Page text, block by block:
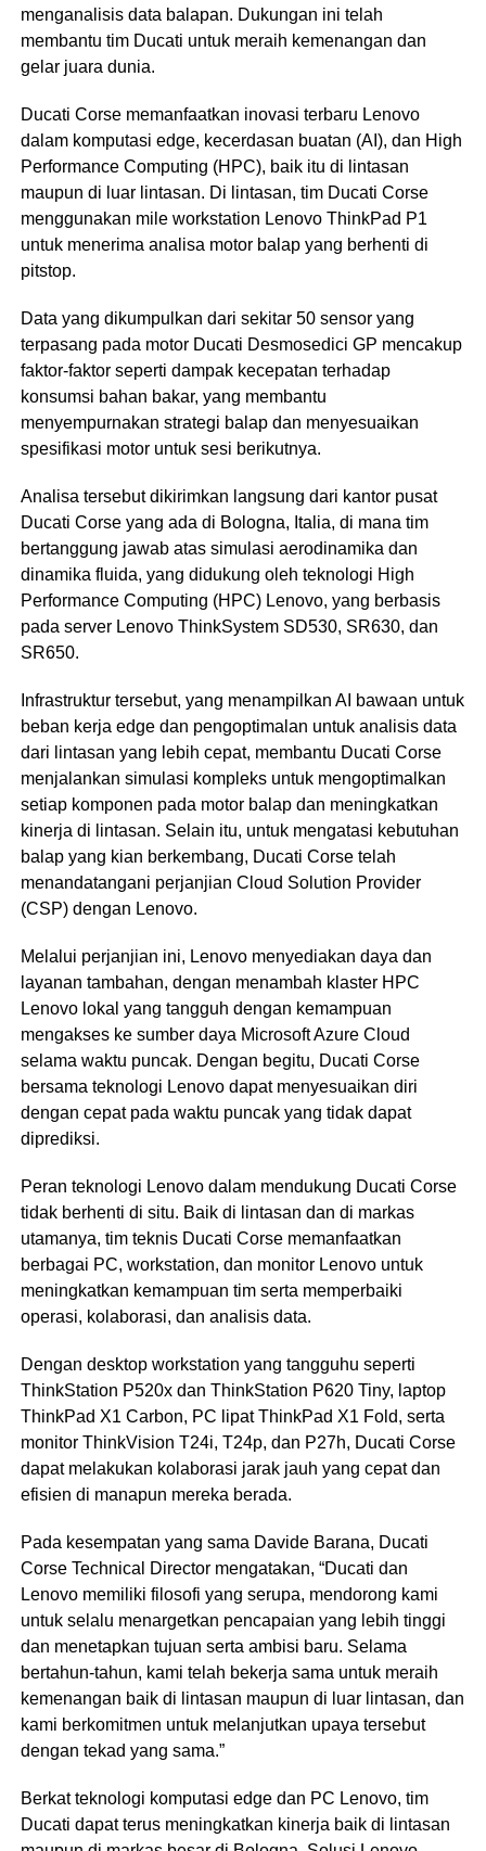
menganalisis data balapan. Dukungan ini telah
membantu tim Ducati untuk meraih kemenangan dan
gelar juara dunia.
Ducati Corse memanfaatkan inovasi terbaru Lenovo
dalam komputasi edge, kecerdasan buatan (AI), dan High
Performance Computing (HPC), baik itu di lintasan
maupun di luar lintasan. Di lintasan, tim Ducati Corse
menggunakan mile workstation Lenovo ThinkPad P1
untuk menerima analisa motor balap yang berhenti di
pitstop.
Data yang dikumpulkan dari sekitar 50 sensor yang
terpasang pada motor Ducati Desmosedici GP mencakup
faktor-faktor seperti dampak kecepatan terhadap
konsumsi bahan bakar, yang membantu
menyempurnakan strategi balap dan menyesuaikan
spesifikasi motor untuk sesi berikutnya.
Analisa tersebut dikirimkan langsung dari kantor pusat
Ducati Corse yang ada di Bologna, Italia, di mana tim
bertanggung jawab atas simulasi aerodinamika dan
dinamika fluida, yang didukung oleh teknologi High
Performance Computing (HPC) Lenovo, yang berbasis
pada server Lenovo ThinkSystem SD530, SR630, dan
SR650.
Infrastruktur tersebut, yang menampilkan AI bawaan untuk
beban kerja edge dan pengoptimalan untuk analisis data
dari lintasan yang lebih cepat, membantu Ducati Corse
menjalankan simulasi kompleks untuk mengoptimalkan
setiap komponen pada motor balap dan meningkatkan
kinerja di lintasan. Selain itu, untuk mengatasi kebutuhan
balap yang kian berkembang, Ducati Corse telah
menandatangani perjanjian Cloud Solution Provider
(CSP) dengan Lenovo.
Melalui perjanjian ini, Lenovo menyediakan daya dan
layanan tambahan, dengan menambah klaster HPC
Lenovo lokal yang tangguh dengan kemampuan
mengakses ke sumber daya Microsoft Azure Cloud
selama waktu puncak. Dengan begitu, Ducati Corse
bersama teknologi Lenovo dapat menyesuaikan diri
dengan cepat pada waktu puncak yang tidak dapat
diprediksi.
Peran teknologi Lenovo dalam mendukung Ducati Corse
tidak berhenti di situ. Baik di lintasan dan di markas
utamanya, tim teknis Ducati Corse memanfaatkan
berbagai PC, workstation, dan monitor Lenovo untuk
meningkatkan kemampuan tim serta memperbaiki
operasi, kolaborasi, dan analisis data.
Dengan desktop workstation yang tangguhu seperti
ThinkStation P520x dan ThinkStation P620 Tiny, laptop
ThinkPad X1 Carbon, PC lipat ThinkPad X1 Fold, serta
monitor ThinkVision T24i, T24p, dan P27h, Ducati Corse
dapat melakukan kolaborasi jarak jauh yang cepat dan
efisien di manapun mereka berada.
Pada kesempatan yang sama Davide Barana, Ducati
Corse Technical Director mengatakan, “Ducati dan
Lenovo memiliki filosofi yang serupa, mendorong kami
untuk selalu menargetkan pencapaian yang lebih tinggi
dan menetapkan tujuan serta ambisi baru. Selama
bertahun-tahun, kami telah bekerja sama untuk meraih
kemenangan baik di lintasan maupun di luar lintasan, dan
kami berkomitmen untuk melanjutkan upaya tersebut
dengan tekad yang sama.”
Berkat teknologi komputasi edge dan PC Lenovo, tim
Ducati dapat terus meningkatkan kinerja baik di lintasan